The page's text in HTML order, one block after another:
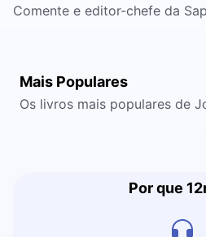
Comente e editor-chefe da
Mais Populares
Os livros mais populares de
Por que